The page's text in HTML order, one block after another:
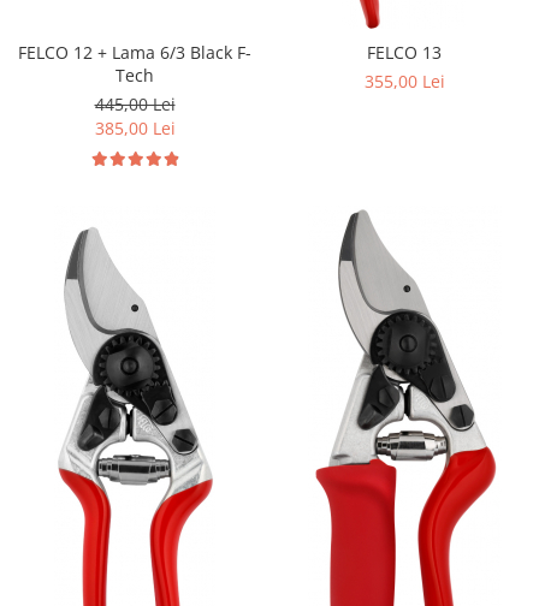
FELCO 12 + Lama 6/3 Black F-
Tech
445,00 Lei
385,00 Lei
FELCO 13
355,00 Lei